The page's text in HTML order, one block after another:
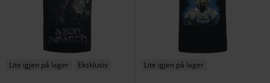
Lite igjen på lager Eksklusiv Lite igjen på lager